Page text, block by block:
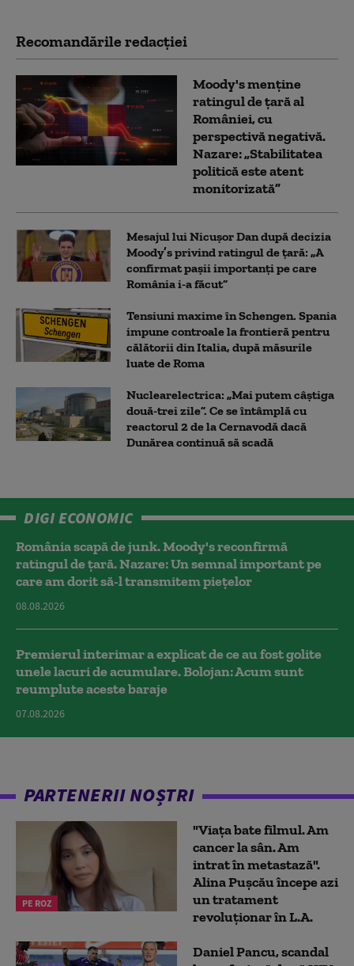
Recomandările redacţiei
Moody's menține
ratingul de țară al
României, cu
perspectivă negativă.
Nazare: „Stabilitatea
politică este atent
monitorizată”
Mesajul lui Nicușor Dan după decizia
Moody’s privind ratingul de țară: „A
confirmat pașii importanți pe care
România i-a făcut”
Tensiuni maxime în Schengen. Spania
impune controale la frontieră pentru
călătorii din Italia, după măsurile
luate de Roma
Nuclearelectrica: „Mai putem câștiga
două-trei zile”. Ce se întâmplă cu
reactorul 2 de la Cernavodă dacă
Dunărea continuă să scadă
DIGI ECONOMIC
România scapă de junk. Moody's reconfirmă
ratingul de țară. Nazare: Un semnal important pe
care am dorit să-l transmitem piețelor
08.08.2026
Premierul interimar a explicat de ce au fost golite
unele lacuri de acumulare. Bolojan: Acum sunt
reumplute aceste baraje
07.08.2026
PARTENERII NOȘTRI
PE ROZ
"Viața bate filmul. Am
cancer la sân. Am
intrat în metastază".
Alina Pușcău începe azi
un tratament
revoluționar în L.A.
Daniel Pancu, scandal